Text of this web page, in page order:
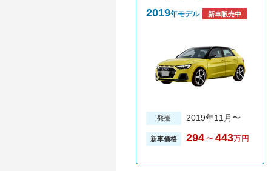
2019年モデル 新車販売中
発売 2019年11月〜
新車価格 294～ 443万円